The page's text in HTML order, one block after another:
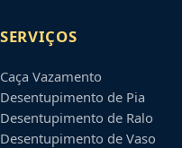
SERVIÇOS
Caça Vazamento
Desentupimento de Pia
Desentupimento de Ralo
Desentupimento de Vaso